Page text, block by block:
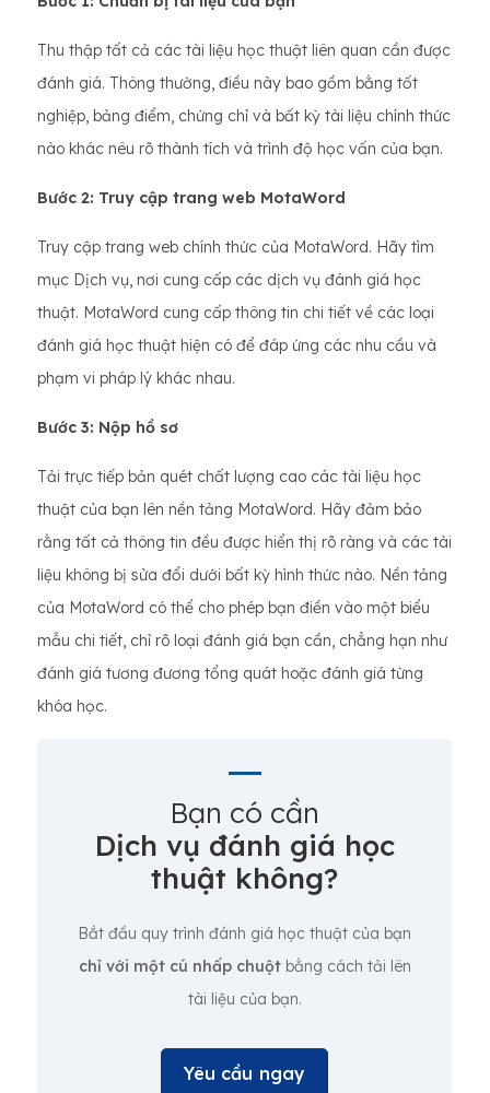
Thu thập tất cả các tài liệu học thuật liên quan cần được
đánh giá. Thông thường, điều này bao gồm bằng tốt
nghiệp, bảng điểm, chứng chỉ và bất kỳ tài liệu chính thức
nào khác nêu rõ thành tích và trình độ học vấn của bạn.
Bước 2: Truy cập trang web MotaWord
Truy cập trang web chính thức của MotaWord. Hãy tìm
mục Dịch vụ, nơi cung cấp các dịch vụ đánh giá học
thuật. MotaWord cung cấp thông tin chi tiết về các loại
đánh giá học thuật hiện có để đáp ứng các nhu cầu và
phạm vi pháp lý khác nhau.
Bước 3: Nộp hồ sơ
Tải trực tiếp bản quét chất lượng cao các tài liệu học
thuật của bạn lên nền tảng MotaWord. Hãy đảm bảo
rằng tất cả thông tin đều được hiển thị rõ ràng và các tài
liệu không bị sửa đổi dưới bất kỳ hình thức nào. Nền tảng
của MotaWord có thể cho phép bạn điền vào một biểu
mẫu chi tiết, chỉ rõ loại đánh giá bạn cần, chẳng hạn như
đánh giá tương đương tổng quát hoặc đánh giá từng
khóa học.
Bạn có cần
Dịch vụ đánh giá học
thuật không?
Bắt đầu quy trình đánh giá học thuật của bạn
chỉ với một cú nhấp chuộtbằng cách tải lên
tài liệu của bạn.
Yêu cầu ngay